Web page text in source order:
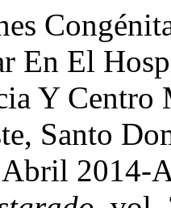
En El
Y
Santo
Abril 2014-